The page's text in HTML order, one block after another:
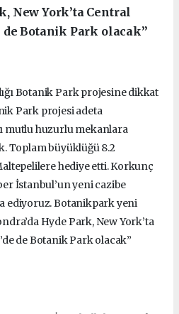
New York’ta Central
de Botanik Park olacak”
Botanik Park projesine dikkat
Park projesi adeta
mutlu huzurlu mekanlara
Toplam büyüklüğü 8.2
hediye etti. Korkunç
İstanbul’un yeni cazibe
ediyoruz. Botanikpark yeni
Hyde Park, New York’ta
de Botanik Park olacak”